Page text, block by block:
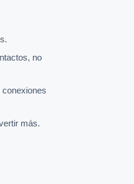
no
más.